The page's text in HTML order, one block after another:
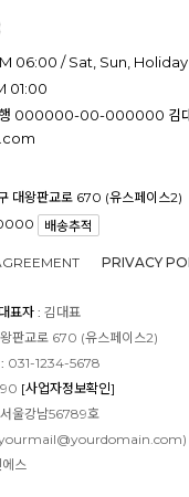
06:00 / Sat, Sun,
01:00
000000-00-000000 김
대왕판교로 670 (유스페이스2)
배송추적
PRIVACY
대표자 : 김대표
판교로 670 (유스페이스2)
031-1234-5678
[사업자정보확인]
울강남56789호
)
스